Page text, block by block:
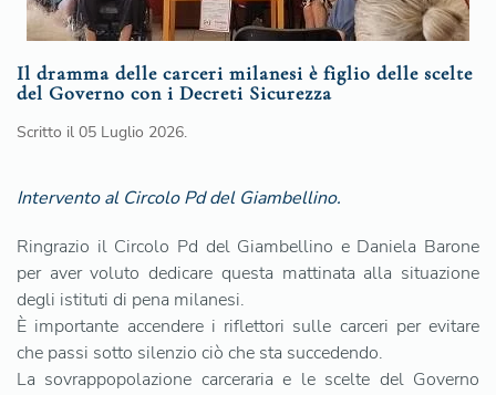
Il dramma delle carceri milanesi è figlio delle scelte
del Governo con i Decreti Sicurezza
Scritto il 05 Luglio 2026.
Intervento al Circolo Pd del Giambellino.
Ringrazio il Circolo Pd del Giambellino e Daniela Barone
per aver voluto dedicare questa mattinata alla situazione
degli istituti di pena milanesi.
È importante accendere i riflettori sulle carceri per evitare
che passi sotto silenzio ciò che sta succedendo.
La sovrappopolazione carceraria e le scelte del Governo